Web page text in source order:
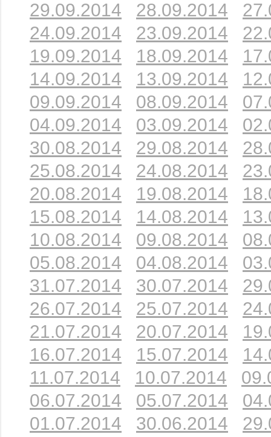
29.09.2014 28.09.2014
24.09.2014
23.09.2014
19.09.2014
18.09.2014
14.09.2014
13.09.2014
09.09.2014
08.09.2014
04.09.2014
03.09.2014
30.08.2014
29.08.2014
25.08.2014
24.08.2014
20.08.2014
19.08.2014
15.08.2014
14.08.2014
10.08.2014
09.08.2014
05.08.2014
04.08.2014
31.07.2014
30.07.2014
26.07.2014
25.07.2014
21.07.2014
20.07.2014
16.07.2014
15.07.2014
11.07.2014
10.07.2014
06.07.2014
05.07.2014
01.07.2014
30.06.2014